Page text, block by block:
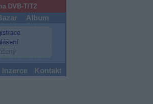
DVB-T/T2
Album
Inzerce Kontakt